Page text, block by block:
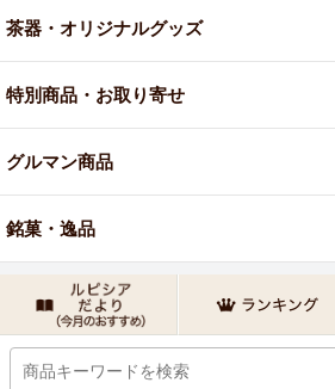
茶器・オリジナルグッズ
特別商品・お取り寄せ
グルマン商品
銘菓・逸品